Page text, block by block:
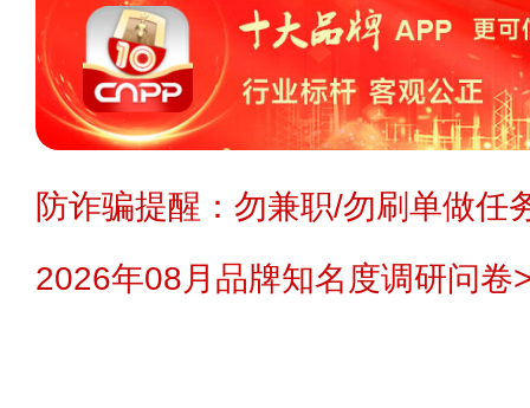
防诈骗提醒：勿兼职/勿刷单做任
2026年08月品牌知名度调研问卷